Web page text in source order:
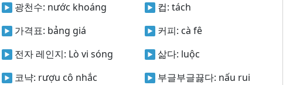
광천수: nước khoáng
가격표: bảng giá
전자 레인지: Lò vi sóng
코냑: rượu cô nhắc
컵: tách
커피: cà fê
삶다: luộc
부글부글끓다: nấu rui